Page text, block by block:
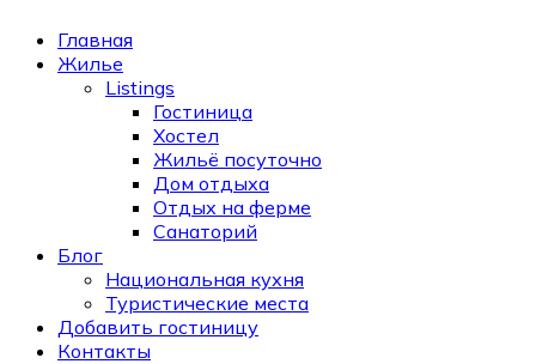
Главная
Жилье
Listings
Гостиница
Хостел
Жильё посуточно
Дом отдыха
Отдых на ферме
Санаторий
Блог
Национальная кухня
Туристические места
Добавить гостиницу
Контакты